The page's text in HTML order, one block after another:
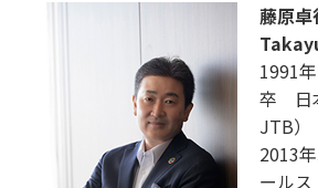
藤原
1991
卒 日
JTB）
2013
ール